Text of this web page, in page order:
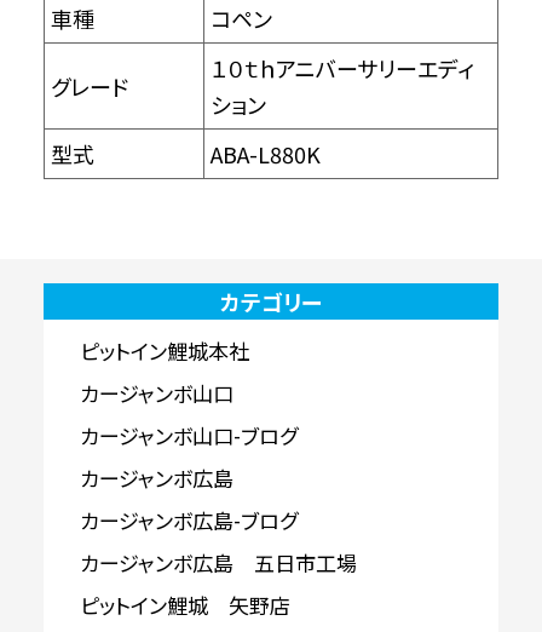
車種 コペン
グレード
１０ｔｈアニバーサリーエディ
ション
型式
ABA-L880K
カテゴリー
ピットイン鯉城本社
カージャンボ山口
カージャンボ山口-ブログ
カージャンボ広島
カージャンボ広島-ブログ
カージャンボ広島 五日市工場
ピットイン鯉城 矢野店